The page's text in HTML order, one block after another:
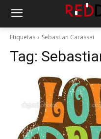
Etiquetas Sebastian Carassai
Tag: